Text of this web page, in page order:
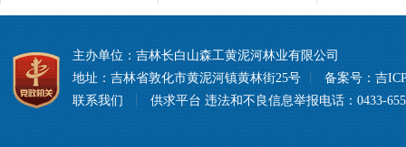
主办单位：吉林长白山森工黄泥河林业有限公司
地址：吉林省敦化市黄泥河镇黄林街25号
备案号： 吉
联系我们
供求平台 违法和不良信息举报电话：0433-